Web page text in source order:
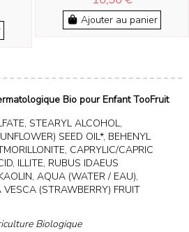
Ajouter au panier
Bio pour Enfant TooFruit
STEARYL ALCOHOL,
SEED OIL*, BEHENYL
CAPRYLIC/CAPRIC
ILLITE, RUBUS IDAEUS
AQUA (WATER / EAU),
(STRAWBERRY) FRUIT
Biologique